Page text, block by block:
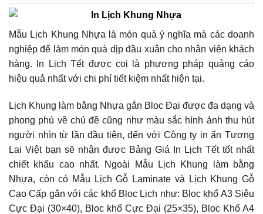
Mẫu Lịch Khung Nhựa là món quà ý nghĩa mà các doanh
nghiệp để làm món quà dịp đầu xuân cho nhân viên khách
hàng. In Lịch Tết được coi là phương pháp quảng cáo
hiệu quả nhất với chi phí tiết kiệm nhất hiện tại.
Lịch Khung làm bằng Nhựa gắn Bloc Đại được đa dạng và
phong phú về chủ đề cũng như màu sắc hình ảnh thu hút
người nhìn từ lần đầu tiên, đến với Công ty in ấn Tương
Lai Việt bạn sẽ nhận được Bảng Giá In Lịch Tết tốt nhất
chiết khấu cao nhất. Ngoài Mẫu Lịch Khung làm bằng
Nhựa, còn có Mẫu Lịch Gỗ Laminate và Lịch Khung Gỗ
Cao Cấp gắn với các khổ Bloc Lịch như: Bloc khổ A3 Siêu
Cực Đại (30×40), Bloc khổ Cực Đại (25×35), Bloc Khổ A4